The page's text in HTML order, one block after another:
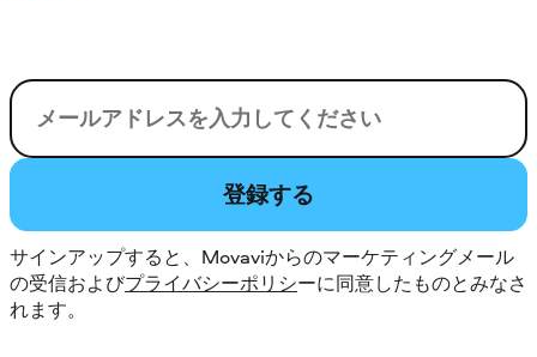
電子メール
登録する
サインアップすると、Movaviからのマーケティングメール
の受信およびプライバシーポリシーに同意したものとみなさ
れます。